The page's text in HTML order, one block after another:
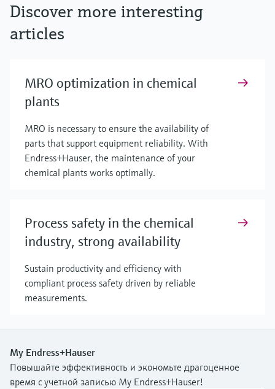
Discover more interesting
articles
MRO optimization in chemical
plants
MRO is necessary to ensure the availability of
parts that support equipment reliability. With
Endress+Hauser, the maintenance of your
chemical plants works optimally.
Process safety in the chemical
industry, strong availability
Sustain productivity and efficiency with
compliant process safety driven by reliable
measurements.
My Endress+Hauser
Повышайте эффективность и экономьте драгоценное
время с учетной записью My Endress+Hauser!